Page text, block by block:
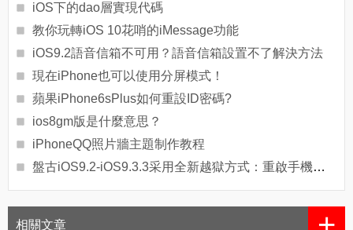
iOS下的dao層實現代碼
教你玩轉iOS 10花哨的iMessage功能
iOS9.2語音信箱不可用？語音信箱設置不了解決方法
現在iPhone也可以使用分屏模式！
蘋果iPhone6sPlus如何重設ID密碼?
ios8gm版是什麼意思？
iPhoneQQ照片牆主題制作教程
盤古iOS9.2-iOS9.3.3采用全新越獄方式：重啟手機後越獄失效
相關文章